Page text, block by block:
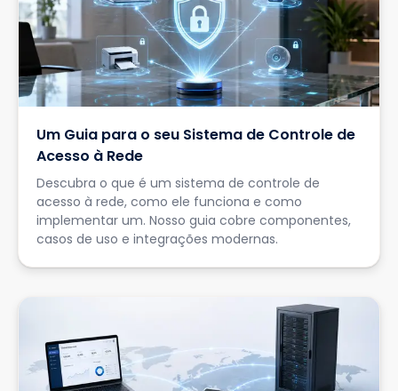
Um Guia para o seu Sistema de Controle de
Acesso à Rede
Descubra o que é um sistema de controle de
acesso à rede, como ele funciona e como
implementar um. Nosso guia cobre componentes,
casos de uso e integrações modernas.